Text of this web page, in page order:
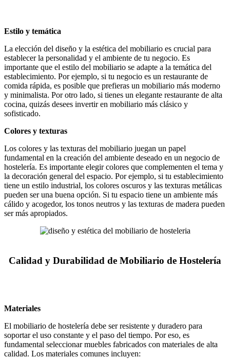
Estilo y temática
La elección del diseño y la estética del mobiliario es crucial para
establecer la personalidad y el ambiente de tu negocio. Es
importante que el estilo del mobiliario se adapte a la temática del
establecimiento. Por ejemplo, si tu negocio es un restaurante de
comida rápida, es posible que prefieras un mobiliario más moderno
y minimalista. Por otro lado, si tienes un elegante restaurante de alta
cocina, quizás desees invertir en mobiliario más clásico y
sofisticado.
Colores y texturas
Los colores y las texturas del mobiliario juegan un papel
fundamental en la creación del ambiente deseado en un negocio de
hostelería. Es importante elegir colores que complementen el tema y
la decoración general del espacio. Por ejemplo, si tu establecimiento
tiene un estilo industrial, los colores oscuros y las texturas metálicas
pueden ser una buena opción. Si tu espacio tiene un ambiente más
cálido y acogedor, los tonos neutros y las texturas de madera pueden
ser más apropiados.
Calidad y Durabilidad de Mobiliario de Hostelería
Materiales
El mobiliario de hostelería debe ser resistente y duradero para
soportar el uso constante y el paso del tiempo. Por eso, es
fundamental seleccionar muebles fabricados con materiales de alta
calidad. Los materiales comunes incluyen: